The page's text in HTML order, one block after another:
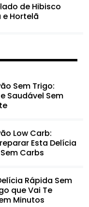
de Hibisco
e Hortelã
Sem Trigo:
Saudável Sem
Low Carb:
Esta Delícia
Carbs
Rápida Sem
que Vai Te
Minutos